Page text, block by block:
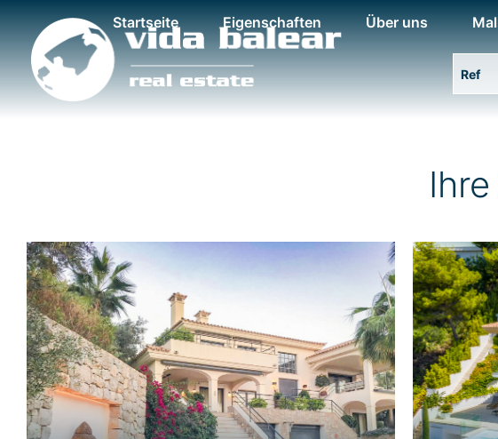
Startseite Eigenschaften Über uns